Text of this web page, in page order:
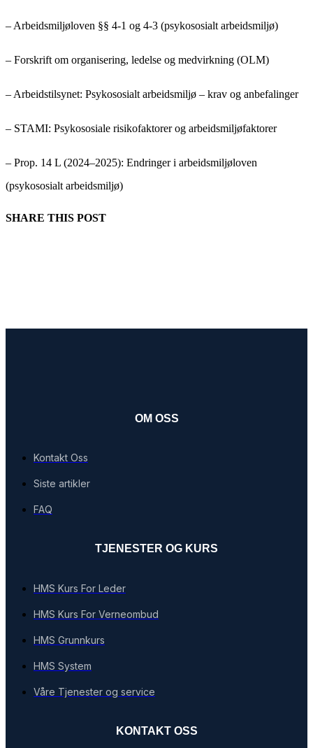
– Arbeidsmiljøloven §§ 4-1 og 4-3 (psykososialt arbeidsmiljø)
– Forskrift om organisering, ledelse og medvirkning (OLM)
– Arbeidstilsynet: Psykososialt arbeidsmiljø – krav og anbefalinger
– STAMI: Psykososiale risikofaktorer og arbeidsmiljøfaktorer
– Prop. 14 L (2024–2025): Endringer i arbeidsmiljøloven
(psykososialt arbeidsmiljø)
SHARE THIS POST
OM OSS
Kontakt Oss
Siste artikler
FAQ
TJENESTER OG KURS
HMS Kurs For Leder
HMS Kurs For Verneombud
HMS Grunnkurs
HMS System
Våre Tjenester og service
KONTAKT OSS